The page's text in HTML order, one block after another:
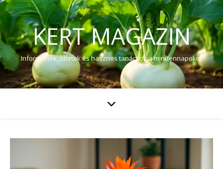
KERT MAGAZIN
Információk, ötletek és hasznos tanácsok a mindennapokra